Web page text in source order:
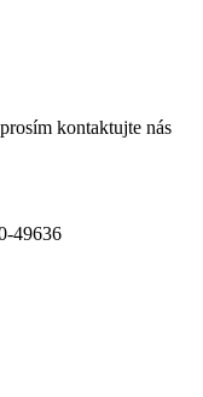
kontaktujte nás
49636